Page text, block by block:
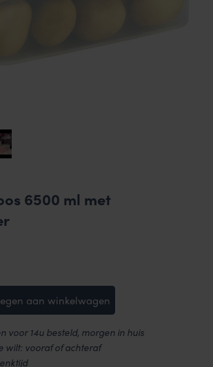
6500 ml met
aan winkelwagen
voor 14u besteld, morgen in huis
wilt: vooraf of achteraf